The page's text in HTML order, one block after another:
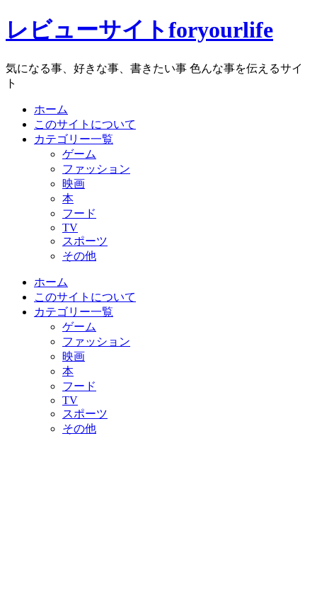
レビューサイトforyourlife
気になる事、好きな事、書きたい事 色んな事を伝えるサイ
ト
ホーム
このサイトについて
カテゴリー一覧
ゲーム
ファッション
映画
本
フード
TV
スポーツ
その他
ホーム
このサイトについて
カテゴリー一覧
ゲーム
ファッション
映画
本
フード
TV
スポーツ
その他